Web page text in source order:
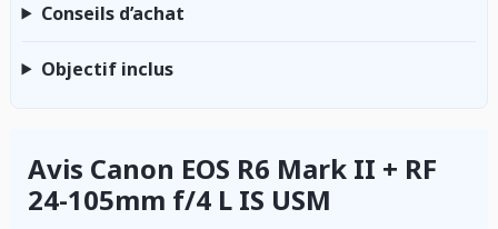
Conseils d’achat
Objectif inclus
Avis Canon EOS R6 Mark II + RF
24-105mm f/4 L IS USM